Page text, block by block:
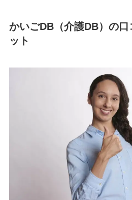
かいごDB（介護DB）の
ット